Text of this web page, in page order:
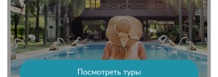
Посмотреть туры